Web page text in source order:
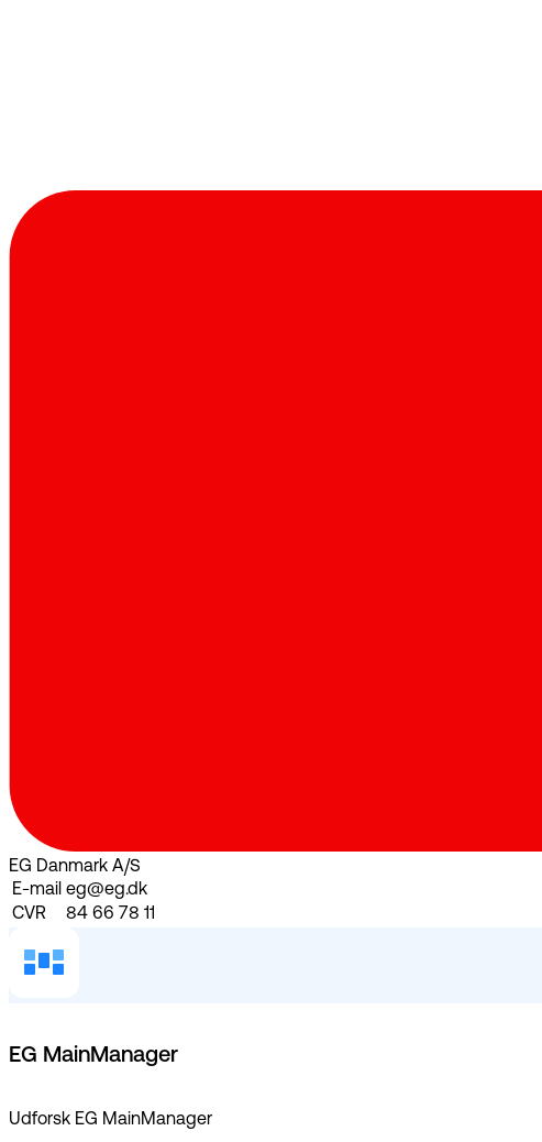
EG Danmark A/S
E-mail eg@eg.dk
CVR
84 66 78 11
EG MainManager
Udforsk EG MainManager